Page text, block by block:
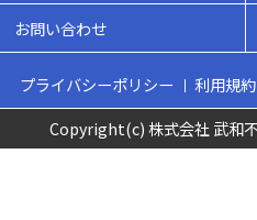
お問い合わせ
プライバシーポリシー 利用規約
Copyright(c) 株式会社 武和